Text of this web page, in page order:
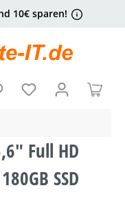
10€ sparen!
Full HD
SSD